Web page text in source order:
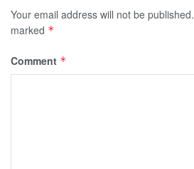
Your email address will not be published.
marked *
Comment *